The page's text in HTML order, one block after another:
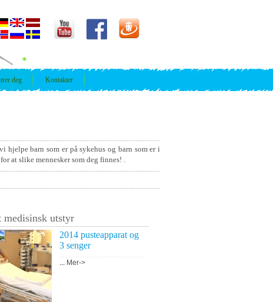
deg Kontakter
barn som er på sykehus og barn som er i
at slike mennesker som deg finnes! .
medisinsk utstyr
2014 pusteapparat og
3 senger
... Mer->